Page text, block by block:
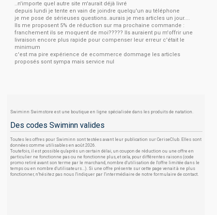
..n'importe quel autre site m'aurait déjà livré
depuis lundi je tente en vain de joindre quelqu'un au téléphone
je me pose de sérieuses questions..aurais je mes articles un jour....
Ils me proposent 5% de réduction sur ma prochaine commande :
franchement ils se moquent de moi????? Ils auraient pu m'offrir une
livraison encore plus rapide pour compenser leur erreur c'était le
minimum
c'est ma pire expérience de ecommerce dommage les articles
proposés sont sympa mais service nul
Swiminn Swimstore est une boutique en ligne spécialisée dans les produits de natation.
Des codes Swiminn valides
Toutes les offres pour Swiminn sont testées avant leur publication sur CeriseClub. Elles sont
données comme utilisables en août 2026.
Toutefois, il est possible qu'après un certain délai, un coupon de réduction ou une offre en
particulier ne fonctionne pas ou ne fonctionne plus, et cela, pour différentes raisons (code
promo retiré avant son terme par le marchand, nombre d'utilisation de l'offre limitée dans le
temps ou en nombre d'utilisateurs...). Si une offre présente sur cette page venait à ne plus
fonctionner, n'hésitez pas nous l'indiquer par l'intermédiaire de notre formulaire de contact.